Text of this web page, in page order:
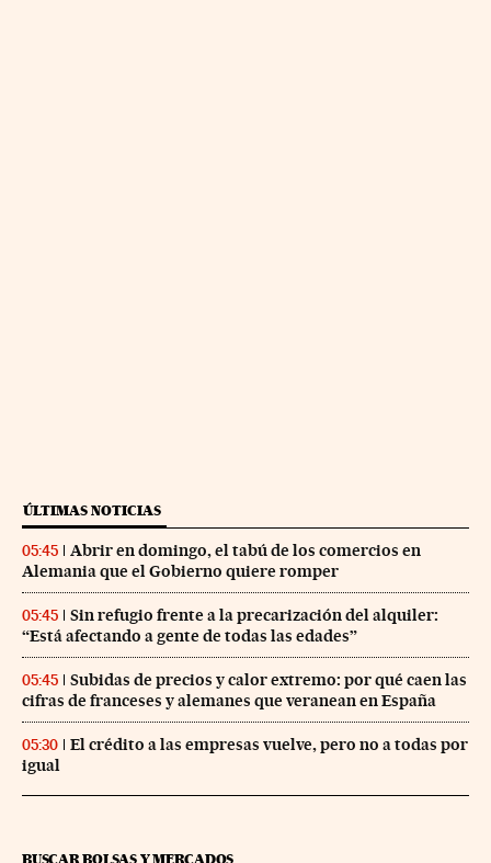
ÚLTIMAS NOTICIAS
05:45
Abrir en domingo, el tabú de los comercios en
Alemania que el Gobierno quiere romper
05:45
Sin refugio frente a la precarización del alquiler:
“Está afectando a gente de todas las edades”
05:45
Subidas de precios y calor extremo: por qué caen las
cifras de franceses y alemanes que veranean en España
05:30
El crédito a las empresas vuelve, pero no a todas por
igual
BUSCAR BOLSAS Y MERCADOS